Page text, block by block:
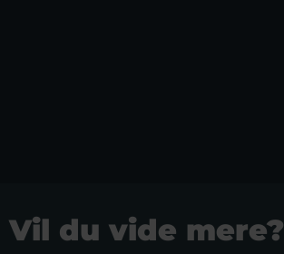
Vil du vide mere?